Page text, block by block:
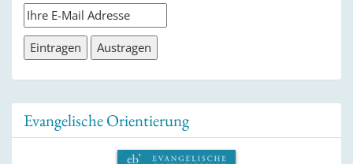
Evangelische Orientierung